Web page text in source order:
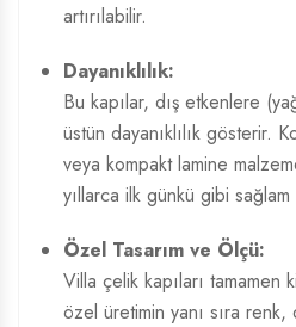
artırılabilir.
Dayanıklılık:
Bu kapılar, dış etkenlere
üstün dayanıklılık gösterir.
veya kompakt lamine
yıllarca ilk günkü gibi
Özel Tasarım ve Ölçü:
Villa çelik kapıları tamamen
özel üretimin yanı sıra